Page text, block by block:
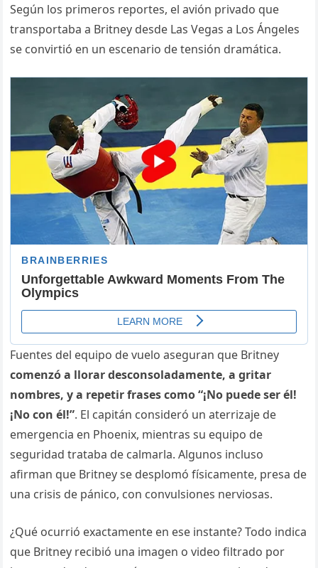
Según los primeros reportes, el avión privado que
transportaba a Britney desde Las Vegas a Los Ángeles
se convirtió en un escenario de tensión dramática.
Fuentes del equipo de vuelo aseguran que Britney
comenzó a llorar desconsoladamente, a gritar
nombres, y a repetir frases como “¡No puede ser él!
¡No con él!”. El capitán consideró un aterrizaje de
emergencia en Phoenix, mientras su equipo de
seguridad trataba de calmarla. Algunos incluso
afirman que Britney se desplomó físicamente, presa de
una crisis de pánico, con convulsiones nerviosas.
¿Qué ocurrió exactamente en ese instante? Todo indica
que Britney recibió una imagen o video filtrado por